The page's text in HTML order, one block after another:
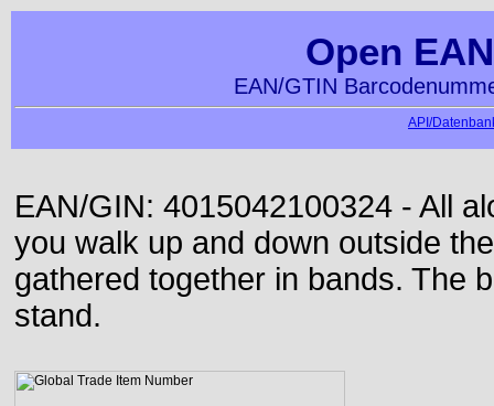
Open
EAN/GTIN
API/
EAN/GIN: 4015042100324 - All
you walk up and down outside
gathered together in bands. The
stand.